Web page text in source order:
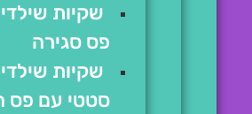
שקיות
פס סגירה
שקיות
סטטי עם פס